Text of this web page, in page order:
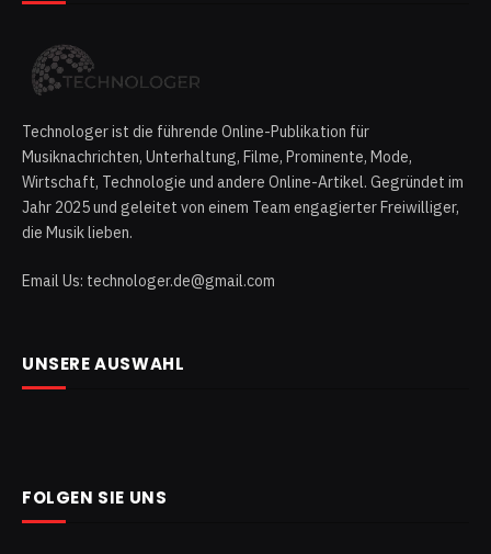
Technologer ist die führende Online-Publikation für
Musiknachrichten, Unterhaltung, Filme, Prominente, Mode,
Wirtschaft, Technologie und andere Online-Artikel. Gegründet im
Jahr 2025 und geleitet von einem Team engagierter Freiwilliger,
die Musik lieben.
Email Us: technologer.de@gmail.com
UNSERE AUSWAHL
FOLGEN SIE UNS